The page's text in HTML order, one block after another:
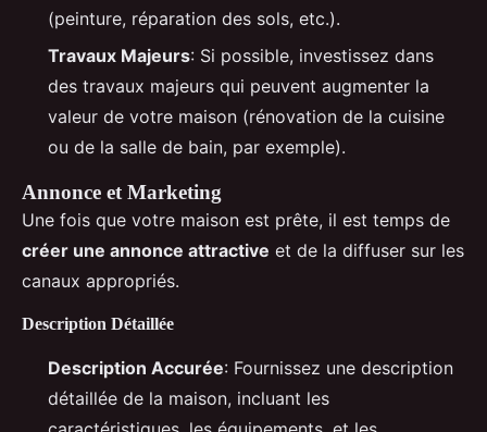
(peinture, réparation des sols, etc.).
Travaux Majeurs: Si possible, investissez dans
des travaux majeurs qui peuvent augmenter la
valeur de votre maison (rénovation de la cuisine
ou de la salle de bain, par exemple).
Annonce et Marketing
Une fois que votre maison est prête, il est temps de
créer une annonce attractive et de la diffuser sur les
canaux appropriés.
Description Détaillée
Description Accurée: Fournissez une description
détaillée de la maison, incluant les